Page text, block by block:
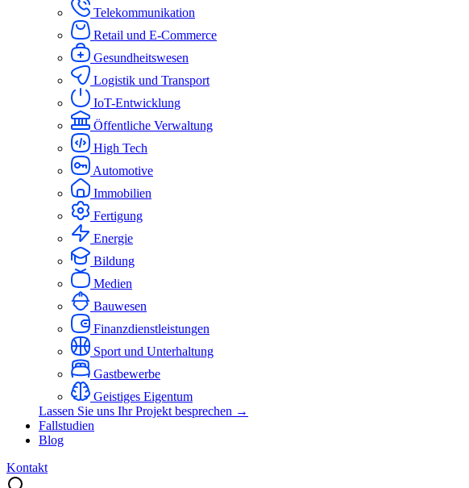
Telekommunikation
Retail und E-Commerce
Gesundheitswesen
Logistik und Transport
IoT-Entwicklung
Öffentliche Verwaltung
High Tech
Automotive
Immobilien
Fertigung
Energie
Bildung
Medien
Bauwesen
Finanzdienstleistungen
Sport und Unterhaltung
Gastbewerbe
Geistiges Eigentum
Lassen Sie uns Ihr Projekt besprechen →
Fallstudien
Blog
Kontakt